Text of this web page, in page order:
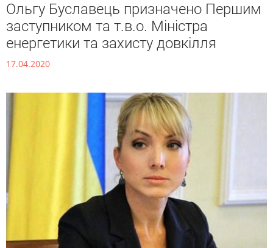
Ольгу Буславець призначено Першим
заступником та т.в.о. Міністра
енергетики та захисту довкілля
17.04.2020